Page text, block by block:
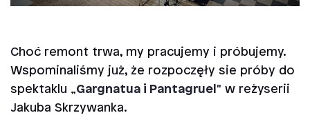
Choć remont trwa, my pracujemy i próbujemy.
Wspominaliśmy już, że rozpoczęły sie próby do
spektaklu „Gargnatua i Pantagruel" w reżyserii
Jakuba Skrzywanka.